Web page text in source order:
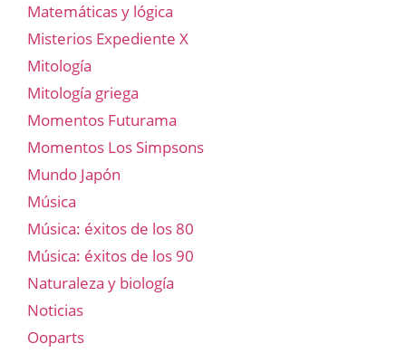
Matemáticas y lógica
Misterios Expediente X
Mitología
Mitología griega
Momentos Futurama
Momentos Los Simpsons
Mundo Japón
Música
Música: éxitos de los 80
Música: éxitos de los 90
Naturaleza y biología
Noticias
Ooparts